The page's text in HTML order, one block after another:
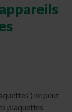
ne peut
plaquettes